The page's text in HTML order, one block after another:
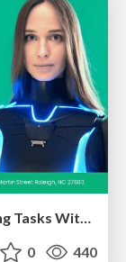
Kristin Tynski - Automating Marketing Tasks With AI
0 440